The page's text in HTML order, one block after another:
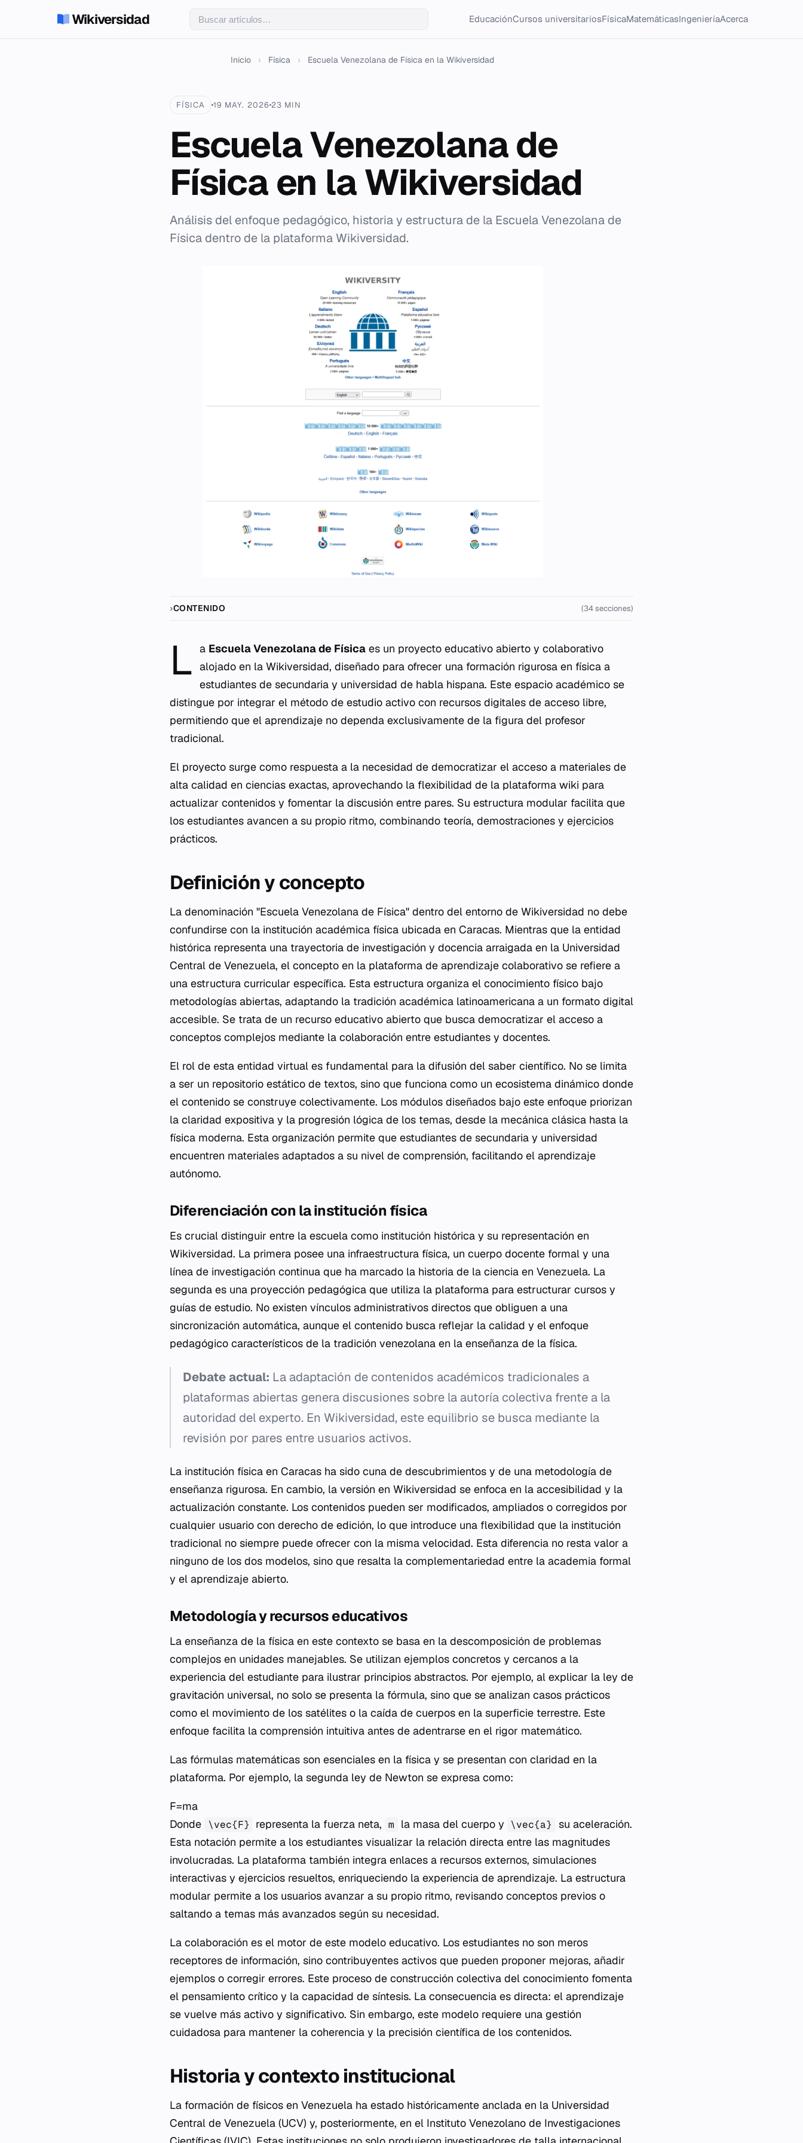
Wikiversidad EducaciónCursos universitariosFísicaMatemáticasIngenieríaAcerca
Inicio › Física › Escuela Venezolana de Física en la Wikiversidad
FÍSICA 19 MAY. 2026 23 MIN
Escuela Venezolana de
Física en la Wikiversidad
Análisis del enfoque pedagógico, historia y estructura de la Escuela Venezolana de
Física dentro de la plataforma Wikiversidad.
CONTENIDO (34 secciones)
L a Escuela Venezolana de Física es un proyecto educativo abierto y colaborativo
alojado en la Wikiversidad, diseñado para ofrecer una formación rigurosa en física a
estudiantes de secundaria y universidad de habla hispana. Este espacio académico se
distingue por integrar el método de estudio activo con recursos digitales de acceso libre,
permitiendo que el aprendizaje no dependa exclusivamente de la figura del profesor
tradicional.
El proyecto surge como respuesta a la necesidad de democratizar el acceso a materiales de
alta calidad en ciencias exactas, aprovechando la flexibilidad de la plataforma wiki para
actualizar contenidos y fomentar la discusión entre pares. Su estructura modular facilita que
los estudiantes avancen a su propio ritmo, combinando teoría, demostraciones y ejercicios
prácticos.
Definición y concepto
La denominación "Escuela Venezolana de Física" dentro del entorno de Wikiversidad no debe
confundirse con la institución académica física ubicada en Caracas. Mientras que la entidad
histórica representa una trayectoria de investigación y docencia arraigada en la Universidad
Central de Venezuela, el concepto en la plataforma de aprendizaje colaborativo se refiere a
una estructura curricular específica. Esta estructura organiza el conocimiento físico bajo
metodologías abiertas, adaptando la tradición académica latinoamericana a un formato digital
accesible. Se trata de un recurso educativo abierto que busca democratizar el acceso a
conceptos complejos mediante la colaboración entre estudiantes y docentes.
El rol de esta entidad virtual es fundamental para la difusión del saber científico. No se limita
a ser un repositorio estático de textos, sino que funciona como un ecosistema dinámico donde
el contenido se construye colectivamente. Los módulos diseñados bajo este enfoque priorizan
la claridad expositiva y la progresión lógica de los temas, desde la mecánica clásica hasta la
física moderna. Esta organización permite que estudiantes de secundaria y universidad
encuentren materiales adaptados a su nivel de comprensión, facilitando el aprendizaje
autónomo.
Diferenciación con la institución física
Es crucial distinguir entre la escuela como institución histórica y su representación en
Wikiversidad. La primera posee una infraestructura física, un cuerpo docente formal y una
línea de investigación continua que ha marcado la historia de la ciencia en Venezuela. La
segunda es una proyección pedagógica que utiliza la plataforma para estructurar cursos y
guías de estudio. No existen vínculos administrativos directos que obliguen a una
sincronización automática, aunque el contenido busca reflejar la calidad y el enfoque
pedagógico característicos de la tradición venezolana en la enseñanza de la física.
Debate actual: La adaptación de contenidos académicos tradicionales a
plataformas abiertas genera discusiones sobre la autoría colectiva frente a la
autoridad del experto. En Wikiversidad, este equilibrio se busca mediante la
revisión por pares entre usuarios activos.
La institución física en Caracas ha sido cuna de descubrimientos y de una metodología de
enseñanza rigurosa. En cambio, la versión en Wikiversidad se enfoca en la accesibilidad y la
actualización constante. Los contenidos pueden ser modificados, ampliados o corregidos por
cualquier usuario con derecho de edición, lo que introduce una flexibilidad que la institución
tradicional no siempre puede ofrecer con la misma velocidad. Esta diferencia no resta valor a
ninguno de los dos modelos, sino que resalta la complementariedad entre la academia formal
y el aprendizaje abierto.
Metodología y recursos educativos
La enseñanza de la física en este contexto se basa en la descomposición de problemas
complejos en unidades manejables. Se utilizan ejemplos concretos y cercanos a la
experiencia del estudiante para ilustrar principios abstractos. Por ejemplo, al explicar la ley de
gravitación universal, no solo se presenta la fórmula, sino que se analizan casos prácticos
como el movimiento de los satélites o la caída de cuerpos en la superficie terrestre. Este
enfoque facilita la comprensión intuitiva antes de adentrarse en el rigor matemático.
Las fórmulas matemáticas son esenciales en la física y se presentan con claridad en la
plataforma. Por ejemplo, la segunda ley de Newton se expresa como:
F=ma
Donde
\vec{F} representa la fuerza neta, m la masa del cuerpo y \vec{a}
su aceleración.
Esta notación permite a los estudiantes visualizar la relación directa entre las magnitudes
involucradas. La plataforma también integra enlaces a recursos externos, simulaciones
interactivas y ejercicios resueltos, enriqueciendo la experiencia de aprendizaje. La estructura
modular permite a los usuarios avanzar a su propio ritmo, revisando conceptos previos o
saltando a temas más avanzados según su necesidad.
La colaboración es el motor de este modelo educativo. Los estudiantes no son meros
receptores de información, sino contribuyentes activos que pueden proponer mejoras, añadir
ejemplos o corregir errores. Este proceso de construcción colectiva del conocimiento fomenta
el pensamiento crítico y la capacidad de síntesis. La consecuencia es directa: el aprendizaje
se vuelve más activo y significativo. Sin embargo, este modelo requiere una gestión
cuidadosa para mantener la coherencia y la precisión científica de los contenidos.
Historia y contexto institucional
La formación de físicos en Venezuela ha estado históricamente anclada en la Universidad
Central de Venezuela (UCV) y, posteriormente, en el Instituto Venezolano de Investigaciones